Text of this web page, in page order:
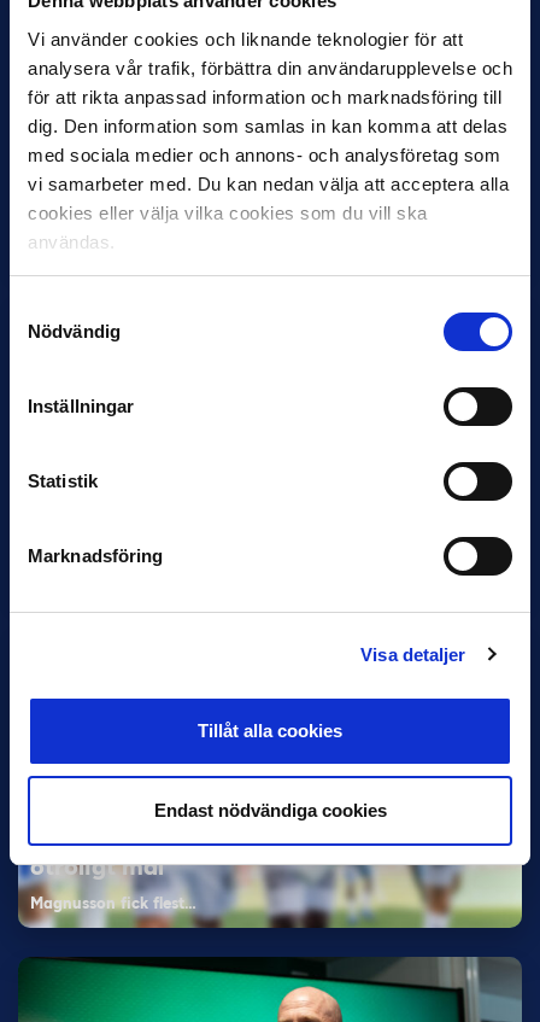
Vi använder cookies och liknande teknologier för att
analysera vår trafik, förbättra din användarupplevelse och
för att rikta anpassad information och marknadsföring till
dig. Den information som samlas in kan komma att delas
med sociala medier och annons- och analysföretag som
vi samarbeter med. Du kan nedan välja att acceptera alla
cookies eller välja vilka cookies som du vill ska
användas.
Nödvändig
Inställningar
Statistik
Marknadsföring
Visa detaljer
Tillåt alla cookies
Endast nödvändiga cookies
12 JUNI
Favorit i repris för Sirius i maj
Samma vinnare som i…
VM-spelare med förflutet i Allsvenskan
och Superettan
Dennis Hadžikadunić — Malmö FF / Trelleborg FF
Han nätade snyggast i maj: “Ett alldeles
otroligt mål”
Magnusson fick flest…